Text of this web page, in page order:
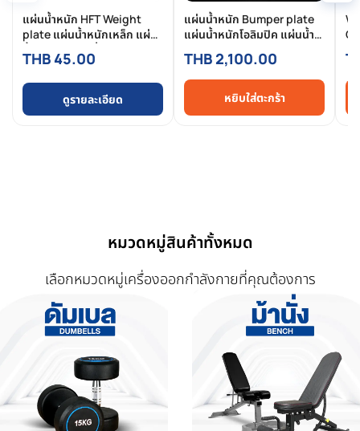
แผ่นน้ำหนัก HFT Weight
plate แผ่นน้ำหนักเหล็ก แผ่น
น้ำหนักชุบโครเมี่ยม เส้นผ่า
ศูนย์กลาง 1 นิ้ว |
Homefittools
THB 45.00
ดูรายละเอียด
แผ่นน้ำหนัก Bumper plate
แผ่นน้ำหนักโอลิมปิค แผ่นน้ำ
หนักบาร์เบล 25 KG-
Homefittools
THB 2,100.00
หยิบใส่ตะกร้า
หมวดหมู่สินค้าทั้งหมด
เลือกหมวดหมู่เครื่องออกกำลังกายที่คุณต้องการ